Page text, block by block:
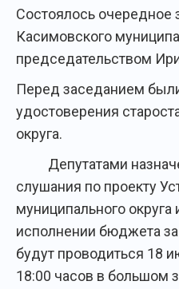
Состоялось
Касимовского
председательством
Перед заседанием
удостоверения
округа.
Депутатами
слушания по проекту
муниципального округа
исполнении бюджета
будут проводиться 18
18:00 часов в большом